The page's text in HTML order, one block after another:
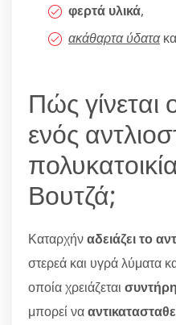
φερτά υλικά,
ακάθαρτα ύδατα
Πώς γίνεται
ενός
Βουτζά;
Καταρχήναδειάζει το
στερεά και υγρά λύματα
οποία χρειάζεται
μπορεί να